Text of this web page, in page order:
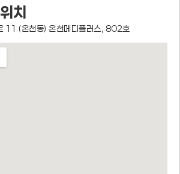
치
11 (온천동) 온천메디플러스, 802호